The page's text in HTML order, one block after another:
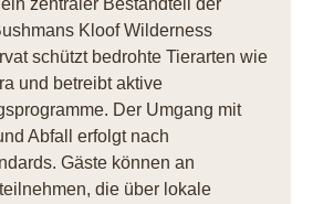
Kloof Wilderness
schützt bedrohte Tierarten wie
und betreibt aktive
Der Umgang mit
Abfall erfolgt nach
Gäste können an
die über lokale